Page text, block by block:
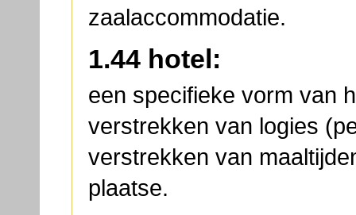
zaalaccommodatie.
1.44 hotel:
een specifieke vorm van
verstrekken van logies
verstrekken van
plaatse.